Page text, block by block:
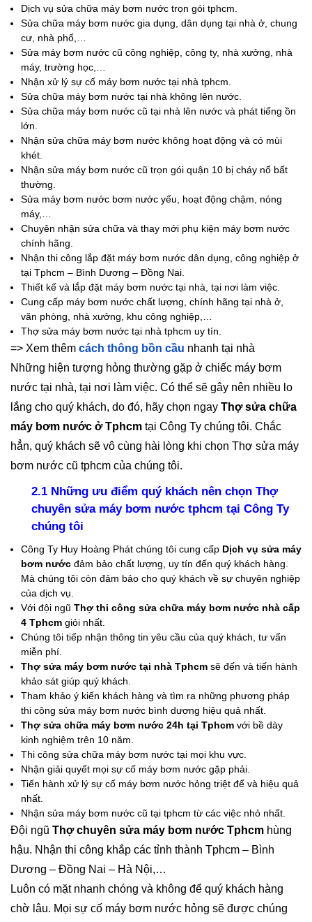
Dịch vụ sửa chữa máy bơm nước trọn gói tphcm.
Sửa chữa máy bơm nước gia dụng, dân dụng tại nhà ở, chung
cư, nhà phố,…
Sửa máy bơm nước cũ công nghiệp, công ty, nhà xưởng, nhà
máy, trường học,…
Nhận xử lý sự cố máy bơm nước tại nhà tphcm.
Sửa chữa máy bơm nước tại nhà không lên nước.
Sửa chữa máy bơm nước cũ tại nhà lên nước và phát tiếng ồn
lớn.
Nhận sửa chữa máy bơm nước không hoạt động và có mùi
khét.
Nhận sửa máy bơm nước cũ trọn gói quận 10 bị cháy nổ bất
thường.
Sửa máy bơm nước bơm nước yếu, hoạt động chậm, nóng
máy,…
Chuyên nhận sửa chữa và thay mới phụ kiện máy bơm nước
chính hãng.
Nhận thi công lắp đặt máy bơm nước dân dụng, công nghiệp ở
tại Tphcm – Bình Dương – Đồng Nai.
Thiết kế và lắp đặt máy bơm nước tại nhà, tại nơi làm việc.
Cung cấp máy bơm nước chất lượng, chính hãng tại nhà ở,
văn phòng, nhà xưởng, khu công nghiệp,…
Thợ sửa máy bơm nước tại nhà tphcm uy tín.
=> Xem thêm cách thông bồn cầu nhanh tại nhà
Những hiện tượng hỏng thường gặp ở chiếc máy bơm
nước tại nhà, tại nơi làm việc. Có thể sẽ gây nên nhiều lo
lắng cho quý khách, do đó, hãy chọn ngay Thợ sửa chữa
máy bơm nước ở Tphcm tại Công Ty chúng tôi. Chắc
hẳn, quý khách sẽ vô cùng hài lòng khi chọn Thợ sửa máy
bơm nước cũ tphcm của chúng tôi.
2.1 Những ưu điểm quý khách nên chọn Thợ
chuyên sửa máy bơm nước tphcm tại Công Ty
chúng tôi
Công Ty Huy Hoàng Phát chúng tôi cung cấp Dịch vụ sửa máy
bơm nước đảm bảo chất lượng, uy tín đến quý khách hàng.
Mà chúng tôi còn đảm bảo cho quý khách về sự chuyên nghiệp
của dịch vụ.
Với đội ngũ Thợ thi công sửa chữa máy bơm nước nhà cấp
4 Tphcm giỏi nhất.
Chúng tôi tiếp nhận thông tin yêu cầu của quý khách, tư vấn
miễn phí.
Thợ sửa máy bơm nước tại nhà Tphcm sẽ đến và tiến hành
khảo sát giúp quý khách.
Tham khảo ý kiến khách hàng và tìm ra những phương pháp
thi công sửa máy bơm nước bình dương hiệu quả nhất.
Thợ sửa chữa máy bơm nước 24h tại Tphcm với bề dày
kinh nghiệm trên 10 năm.
Thi công sửa chữa máy bơm nước tại mọi khu vực.
Nhận giải quyết mọi sự cố máy bơm nước gặp phải.
Tiến hành xử lý sự cố máy bơm nước hỏng triệt để và hiệu quả
nhất.
Nhận sửa máy bơm nước cũ tại tphcm từ các việc nhỏ nhất.
Đội ngũ Thợ chuyên sửa máy bơm nước Tphcm hùng
hậu. Nhận thi công khắp các tỉnh thành Tphcm – Bình
Dương – Đồng Nai – Hà Nội,…
Luôn có mặt nhanh chóng và không để quý khách hàng
chờ lâu. Mọi sự cố máy bơm nước hỏng sẽ được chúng